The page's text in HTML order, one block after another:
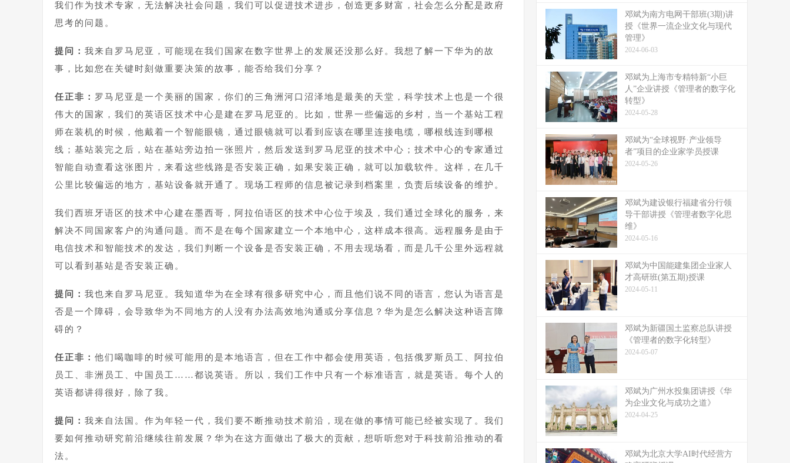
我们作为技术专家，无法解决社会问题，我们可以促进技术进步，创造更多财富，社会怎么分配是政府
思考的问题。
提问： 我来自罗马尼亚，可能现在我们国家在数字世界上的发展还没那么好。我想了解一下华为的故
事，比如您在关键时刻做重要决策的故事，能否给我们分享？
任正非： 罗马尼亚是一个美丽的国家，你们的三角洲河口沼泽地是最美的天堂，科学技术上也是一个很
伟大的国家，我们的英语区技术中心是建在罗马尼亚的。比如，世界一些偏远的乡村，当一个基站工程
师在装机的时候，他戴着一个智能眼镜，通过眼镜就可以看到应该在哪里连接电缆，哪根线连到哪根
线；基站装完之后，站在基站旁边拍一张照片，然后发送到罗马尼亚的技术中心；技术中心的专家通过
智能自动查看这张图片，来看这些线路是否安装正确，如果安装正确，就可以加载软件。这样，在几千
公里比较偏远的地方，基站设备就开通了。现场工程师的信息被记录到档案里，负责后续设备的维护。
我们西班牙语区的技术中心建在墨西哥，阿拉伯语区的技术中心位于埃及，我们通过全球化的服务，来
解决不同国家客户的沟通问题。而不是在每个国家建立一个本地中心，这样成本很高。远程服务是由于
电信技术和智能技术的发达，我们判断一个设备是否安装正确，不用去现场看，而是几千公里外远程就
可以看到基站是否安装正确。
提问： 我也来自罗马尼亚。我知道华为在全球有很多研究中心，而且他们说不同的语言，您认为语言是
否是一个障碍，会导致华为不同地方的人没有办法高效地沟通或分享信息？华为是怎么解决这种语言障
碍的？
任正非： 他们喝咖啡的时候可能用的是本地语言，但在工作中都会使用英语，包括俄罗斯员工、阿拉伯
员工、非洲员工、中国员工……都说英语。所以，我们工作中只有一个标准语言，就是英语。每个人的
英语都讲得很好，除了我。
提问： 我来自法国。作为年轻一代，我们要不断推动技术前沿，现在做的事情可能已经被实现了。我们
要如何推动研究前沿继续往前发展？华为在这方面做出了极大的贡献，想听听您对于科技前沿推动的看
法。
邓斌为南方电网干部班(3期)讲
授《世界一流企业文化与现代
管理》
2024-06-03
邓斌为上海市专精特新“小巨
人”企业讲授《管理者的数字化
转型》
2024-05-28
邓斌为“全球视野·产业领导
者”项目的企业家学员授课
2024-05-26
邓斌为建设银行福建省分行领
导干部讲授《管理者数字化思
维》
2024-05-16
邓斌为中国能建集团企业家人
才高研班(第五期)授课
2024-05-11
邓斌为新疆国土监察总队讲授
《管理者的数字化转型》
2024-05-07
邓斌为广州水投集团讲授《华
为企业文化与成功之道》
2024-04-25
邓斌为北京大学AI时代经营方